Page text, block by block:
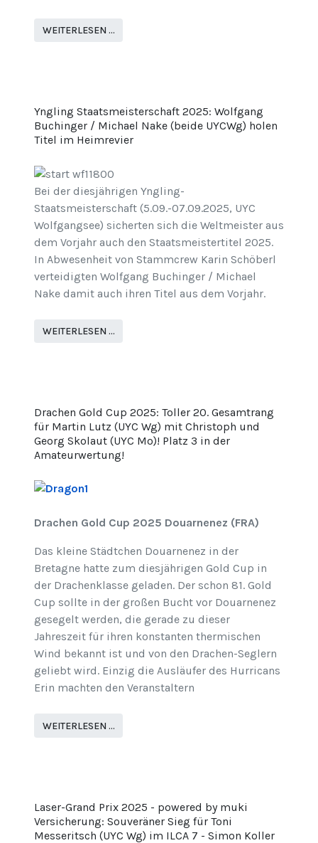
WEITERLESEN …
Yngling Staatsmeisterschaft 2025: Wolfgang
Buchinger / Michael Nake (beide UYCWg) holen
Titel im Heimrevier
Bei der diesjährigen Yngling-
Staatsmeisterschaft (5.09.-07.09.2025, UYC
Wolfgangsee) sicherten sich die Weltmeister aus
dem Vorjahr auch den Staatsmeistertitel 2025.
In Abwesenheit von Stammcrew Karin Schöberl
verteidigten Wolfgang Buchinger / Michael
Nake damit auch ihren Titel aus dem Vorjahr.
WEITERLESEN …
Drachen Gold Cup 2025: Toller 20. Gesamtrang
für Martin Lutz (UYC Wg) mit Christoph und
Georg Skolaut (UYC Mo)! Platz 3 in der
Amateurwertung!
Drachen Gold Cup 2025 Douarnenez (FRA)
Das kleine Städtchen Douarnenez in der
Bretagne hatte zum diesjährigen Gold Cup in
der Drachenklasse geladen. Der schon 81. Gold
Cup sollte in der großen Bucht vor Douarnenez
gesegelt werden, die gerade zu dieser
Jahreszeit für ihren konstanten thermischen
Wind bekannt ist und von den Drachen-Seglern
geliebt wird. Einzig die Ausläufer des Hurricans
Erin machten den Veranstaltern
WEITERLESEN …
Laser-Grand Prix 2025 - powered by muki
Versicherung: Souveräner Sieg für Toni
Messeritsch (UYC Wg) im ILCA 7 - Simon Koller